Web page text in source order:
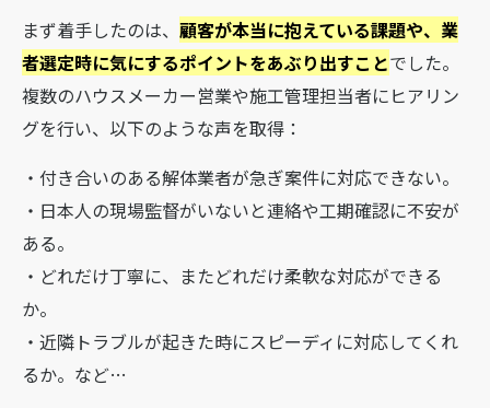
まず着手したのは、 顧客が本当に抱えている課題や、業
者選定時に気にするポイントをあぶり出すことでした。
複数のハウスメーカー営業や施工管理担当者にヒアリン
グを行い、以下のような声を取得：
・付き合いのある解体業者が急ぎ案件に対応できない。
・日本人の現場監督がいないと連絡や工期確認に不安が
ある。
・どれだけ丁寧に、またどれだけ柔軟な対応ができる
か。
・近隣トラブルが起きた時にスピーディに対応してくれ
るか。など…